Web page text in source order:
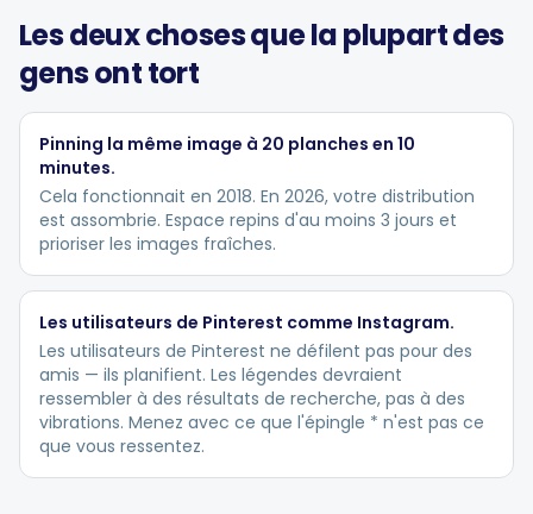
Les deux choses que la plupart des
gens ont tort
Pinning la même image à 20 planches en 10
minutes.
Cela fonctionnait en 2018. En 2026, votre distribution
est assombrie. Espace repins d'au moins 3 jours et
prioriser les images fraîches.
Les utilisateurs de Pinterest comme Instagram.
Les utilisateurs de Pinterest ne défilent pas pour des
amis — ils planifient. Les légendes devraient
ressembler à des résultats de recherche, pas à des
vibrations. Menez avec ce que l'épingle * n'est pas ce
que vous ressentez.